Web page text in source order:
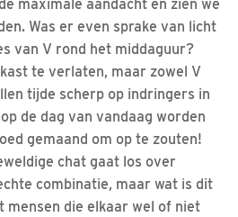
maximale aandacht en zien we
Was er even sprake van licht
van V rond het middaguur?
te verlaten, maar zowel V
tijde scherp op indringers in
de dag van vandaag worden
gemaand om op te zouten!
chat gaat los over
combinatie, maar wat is dit
mensen die elkaar wel of niet